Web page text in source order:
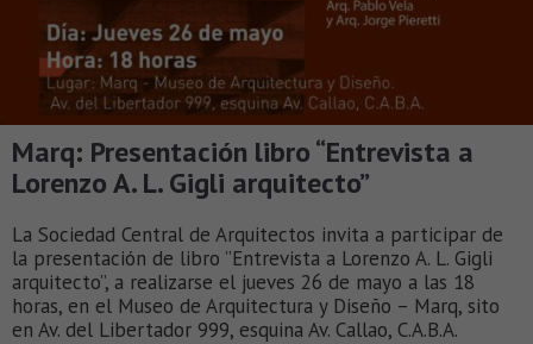
Marq: Presentación libro “Entrevista a
Lorenzo A. L. Gigli arquitecto”
La Sociedad Central de Arquitectos invita a participar de
la presentación de libro ”Entrevista a Lorenzo A. L. Gigli
arquitecto”, a realizarse el jueves 26 de mayo a las 18
horas, en el Museo de Arquitectura y Diseño – Marq, sito
en Av. del Libertador 999, esquina Av. Callao, C.A.B.A.